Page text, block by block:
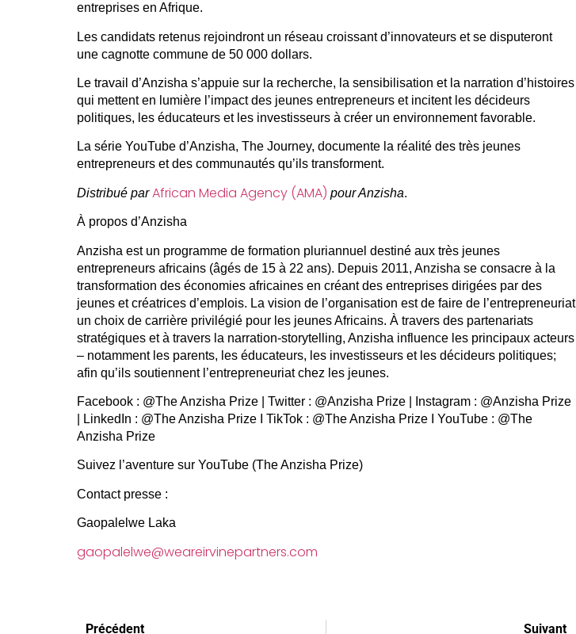
entreprises en Afrique.
Les candidats retenus rejoindront un réseau croissant d’innovateurs et se disputeront
une cagnotte commune de 50 000 dollars.
Le travail d’Anzisha s’appuie sur la recherche, la sensibilisation et la narration d’histoires
qui mettent en lumière l’impact des jeunes entrepreneurs et incitent les décideurs
politiques, les éducateurs et les investisseurs à créer un environnement favorable.
La série YouTube d’Anzisha, The Journey, documente la réalité des très jeunes
entrepreneurs et des communautés qu’ils transforment.
Distribué parAfrican Media Agency (AMA) pour Anzisha.
À propos d’Anzisha
Anzisha est un programme de formation pluriannuel destiné aux très jeunes
entrepreneurs africains (âgés de 15 à 22 ans). Depuis 2011, Anzisha se consacre à la
transformation des économies africaines en créant des entreprises dirigées par des
jeunes et créatrices d’emplois. La vision de l’organisation est de faire de l’entrepreneuriat
un choix de carrière privilégié pour les jeunes Africains. À travers des partenariats
stratégiques et à travers la narration-storytelling, Anzisha influence les principaux acteurs
– notamment les parents, les éducateurs, les investisseurs et les décideurs politiques;
afin qu’ils soutiennent l’entrepreneuriat chez les jeunes.
Facebook : @The Anzisha Prize | Twitter : @Anzisha Prize | Instagram : @Anzisha Prize
| LinkedIn : @The Anzisha Prize I TikTok : @The Anzisha Prize I YouTube : @The
Anzisha Prize
Suivez l’aventure sur YouTube (The Anzisha Prize)
Contact presse :
Gaopalelwe Laka
gaopalelwe@weareirvinepartners.com
Précédent Suivant